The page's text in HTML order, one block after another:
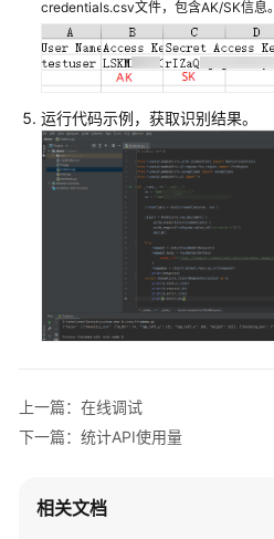
限
管
理
监
控
SDK
参
考
见
问
视
credentials.csv文件，包含AK/SK信息。
运行代码示例，获取识别结果。
上一篇：在线调试
下一篇：统计API使用量
相关文档